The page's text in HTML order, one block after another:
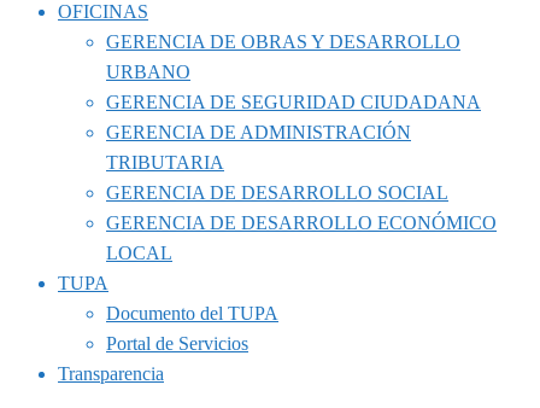
OFICINAS
GERENCIA DE OBRAS Y DESARROLLO
URBANO
GERENCIA DE SEGURIDAD CIUDADANA
GERENCIA DE ADMINISTRACIÓN
TRIBUTARIA
GERENCIA DE DESARROLLO SOCIAL
GERENCIA DE DESARROLLO ECONÓMICO
LOCAL
TUPA
Documento del TUPA
Portal de Servicios
Transparencia